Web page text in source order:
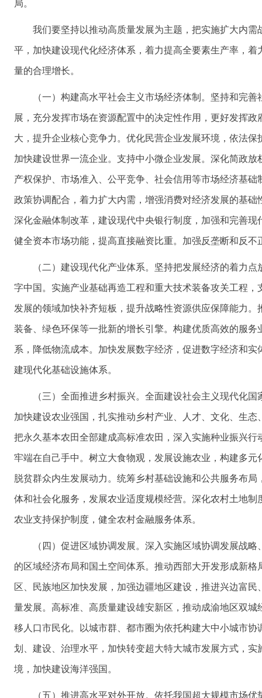
局。
我们要坚持以推动高质量发展为主题，把实施扩大内
平，加快建设现代化经济体系，着力提高全要素生产率，
量的合理增长。
（一）构建高水平社会主义市场经济体制。坚持和完
展，充分发挥市场在资源配置中的决定性作用，更好发挥
大，提升企业核心竞争力。优化民营企业发展环境，依法
加快建设世界一流企业。支持中小微企业发展。深化简政
产权保护、市场准入、公平竞争、社会信用等市场经济基
政策协调配合，着力扩大内需，增强消费对经济发展的基
深化金融体制改革，建设现代中央银行制度，加强和完善
健全资本市场功能，提高直接融资比重。加强反垄断和反
（二）建设现代化产业体系。坚持把发展经济的着力
字中国。实施产业基础再造工程和重大技术装备攻关工程
发展的领域加快补齐短板，提升战略性资源供应保障能力
装备、绿色环保等一批新的增长引擎。构建优质高效的服
系，降低物流成本。加快发展数字经济，促进数字经济和
建现代化基础设施体系。
（三）全面推进乡村振兴。全面建设社会主义现代化
加快建设农业强国，扎实推动乡村产业、人才、文化、生
把永久基本农田全部建成高标准农田，深入实施种业振兴
牢端在自己手中。树立大食物观，发展设施农业，构建多
脱贫群众内生发展动力。统筹乡村基础设施和公共服务布
体和社会化服务，发展农业适度规模经营。深化农村土地
农业支持保护制度，健全农村金融服务体系。
（四）促进区域协调发展。深入实施区域协调发展战
的区域经济布局和国土空间体系。推动西部大开发形成新
区、民族地区加快发展，加强边疆地区建设，推进兴边富
量发展。高标准、高质量建设雄安新区，推动成渝地区双
移人口市民化。以城市群、都市圈为依托构建大中小城市
划、建设、治理水平，加快转变超大特大城市发展方式，
境，加快建设海洋强国。
（五）推进高水平对外开放。依托我国超大规模市场